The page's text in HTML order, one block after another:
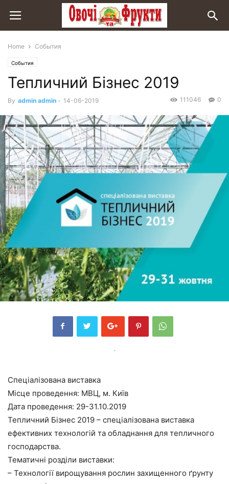
Home События
События
Тепличний Бізнес 2019
By admin admin - 14-06-2019 0
111046
Спеціалізована виставка
Місце проведення: МВЦ, м. Київ
Дата проведення: 29-31.10.2019
Тепличний Бізнес 2019 – спеціалізована виставка
ефективних технологій та обладнання для тепличного
господарства.
Тематичні розділи виставки:
– Технології вирощування рослин захищенного ґрунту